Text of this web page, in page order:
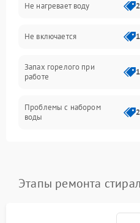
Программное обеспечение
Не нагревает воду
Не включается
Запах горелого при
работе
Проблемы с набором
воды
Этапы ремонта